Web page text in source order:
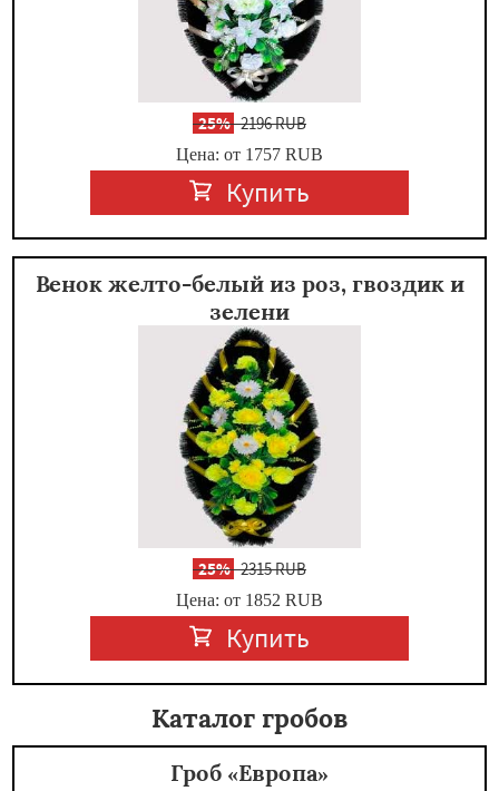
-25%2196 RUB
Цена: от 1757 RUB
Купить
Венок желто-белый из роз, гвоздик и
зелени
-25%2315 RUB
Цена: от 1852 RUB
Купить
Каталог гробов
Гроб «Европа»